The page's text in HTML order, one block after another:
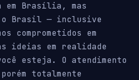
em Brasília, mas
o Brasil — inclusive
comprometidos em
ideias em realidade
esteja. O atendimento
totalmente